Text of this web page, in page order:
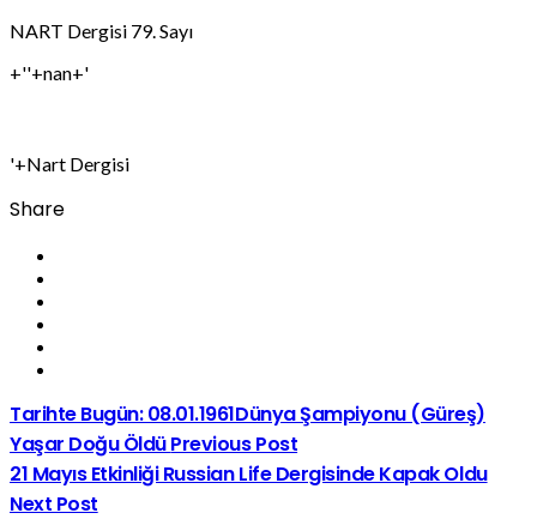
NART Dergisi 79. Sayı
+''+nan+'
'+Nart Dergisi
Share
Tarihte Bugün: 08.01.1961Dünya Şampiyonu (Güreş)
Yaşar Doğu ÖldüPrevious Post
21 Mayıs Etkinliği Russian Life Dergisinde Kapak Oldu
Next Post